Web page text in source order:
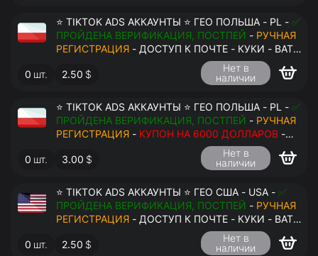
⭐ TIKTOK ADS АККАУНТЫ ⭐ ГЕО ПОЛЬША - PL - ✅
ПРОЙДЕНА ВЕРИФИКАЦИЯ, ПОСТПЕЙ - РУЧНАЯ
РЕГИСТРАЦИЯ - ДОСТУП К ПОЧТЕ - КУКИ - ВАТ
ЗАПОЛНЕН - ПЕРЕДАЧА В АНТИДЕТЕКТ
0 шт. 2.50 $
Нет в
наличии
⭐ TIKTOK ADS АККАУНТЫ ⭐ ГЕО ПОЛЬША - PL - ✅
ПРОЙДЕНА ВЕРИФИКАЦИЯ, ПОСТПЕЙ - РУЧНАЯ
РЕГИСТРАЦИЯ - КУПОН НА 6000 ДОЛЛАРОВ -
ДОСТУП К ПОЧТЕ - КУКИ - ВАТ ЗАПОЛНЕН -
ПЕРЕДАЧА В АНТИДЕТЕКТ
0 шт. 3.00 $
Нет в
наличии
⭐ TIKTOK ADS АККАУНТЫ ⭐ ГЕО США - USA - ✅
ПРОЙДЕНА ВЕРИФИКАЦИЯ, ПОСТПЕЙ - РУЧНАЯ
РЕГИСТРАЦИЯ - ДОСТУП К ПОЧТЕ - КУКИ - ВАТ
ЗАПОЛНЕН - ПЕРЕДАЧА В АНТИДЕТЕКТ
0 шт. 2.50 $
Нет в
наличии